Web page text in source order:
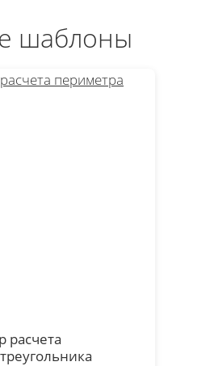
шаблоны
расчета